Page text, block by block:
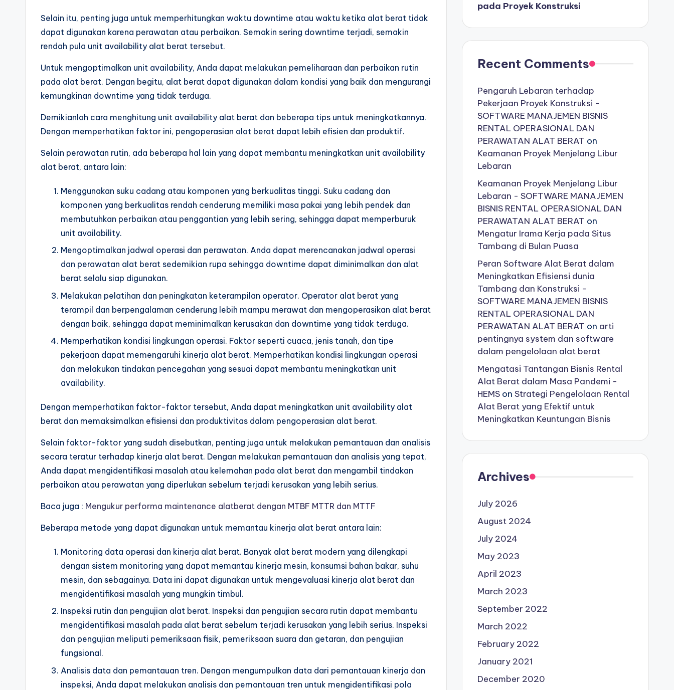
Selain itu, penting juga untuk memperhitungkan waktu downtime atau waktu ketika alat berat tidak
dapat digunakan karena perawatan atau perbaikan. Semakin sering downtime terjadi, semakin
rendah pula unit availability alat berat tersebut.
Untuk mengoptimalkan unit availability, Anda dapat melakukan pemeliharaan dan perbaikan rutin
pada alat berat. Dengan begitu, alat berat dapat digunakan dalam kondisi yang baik dan mengurangi
kemungkinan downtime yang tidak terduga.
Demikianlah cara menghitung unit availability alat berat dan beberapa tips untuk meningkatkannya.
Dengan memperhatikan faktor ini, pengoperasian alat berat dapat lebih efisien dan produktif.
Selain perawatan rutin, ada beberapa hal lain yang dapat membantu meningkatkan unit availability
alat berat, antara lain:
Menggunakan suku cadang atau komponen yang berkualitas tinggi. Suku cadang dan
komponen yang berkualitas rendah cenderung memiliki masa pakai yang lebih pendek dan
membutuhkan perbaikan atau penggantian yang lebih sering, sehingga dapat memperburuk
unit availability.
Mengoptimalkan jadwal operasi dan perawatan. Anda dapat merencanakan jadwal operasi
dan perawatan alat berat sedemikian rupa sehingga downtime dapat diminimalkan dan alat
berat selalu siap digunakan.
Melakukan pelatihan dan peningkatan keterampilan operator. Operator alat berat yang
terampil dan berpengalaman cenderung lebih mampu merawat dan mengoperasikan alat berat
dengan baik, sehingga dapat meminimalkan kerusakan dan downtime yang tidak terduga.
Memperhatikan kondisi lingkungan operasi. Faktor seperti cuaca, jenis tanah, dan tipe
pekerjaan dapat memengaruhi kinerja alat berat. Memperhatikan kondisi lingkungan operasi
dan melakukan tindakan pencegahan yang sesuai dapat membantu meningkatkan unit
availability.
Dengan memperhatikan faktor-faktor tersebut, Anda dapat meningkatkan unit availability alat
berat dan memaksimalkan efisiensi dan produktivitas dalam pengoperasian alat berat.
Selain faktor-faktor yang sudah disebutkan, penting juga untuk melakukan pemantauan dan analisis
secara teratur terhadap kinerja alat berat. Dengan melakukan pemantauan dan analisis yang tepat,
Anda dapat mengidentifikasi masalah atau kelemahan pada alat berat dan mengambil tindakan
perbaikan atau perawatan yang diperlukan sebelum terjadi kerusakan yang lebih serius.
Baca juga : Mengukur performa maintenance alatberat dengan MTBF MTTR dan MTTF
Beberapa metode yang dapat digunakan untuk memantau kinerja alat berat antara lain:
Monitoring data operasi dan kinerja alat berat. Banyak alat berat modern yang dilengkapi
dengan sistem monitoring yang dapat memantau kinerja mesin, konsumsi bahan bakar, suhu
mesin, dan sebagainya. Data ini dapat digunakan untuk mengevaluasi kinerja alat berat dan
mengidentifikasi masalah yang mungkin timbul.
Inspeksi rutin dan pengujian alat berat. Inspeksi dan pengujian secara rutin dapat membantu
mengidentifikasi masalah pada alat berat sebelum terjadi kerusakan yang lebih serius. Inspeksi
dan pengujian meliputi pemeriksaan fisik, pemeriksaan suara dan getaran, dan pengujian
fungsional.
Analisis data dan pemantauan tren. Dengan mengumpulkan data dari pemantauan kinerja dan
inspeksi, Anda dapat melakukan analisis dan pemantauan tren untuk mengidentifikasi pola
pada Proyek Konstruksi
Recent Comments
Pengaruh Lebaran terhadap
Pekerjaan Proyek Konstruksi -
SOFTWARE MANAJEMEN BISNIS
RENTAL OPERASIONAL DAN
PERAWATAN ALAT BERAT on
Keamanan Proyek Menjelang Libur
Lebaran
Keamanan Proyek Menjelang Libur
Lebaran - SOFTWARE MANAJEMEN
BISNIS RENTAL OPERASIONAL DAN
PERAWATAN ALAT BERAT on
Mengatur Irama Kerja pada Situs
Tambang di Bulan Puasa
Peran Software Alat Berat dalam
Meningkatkan Efisiensi dunia
Tambang dan Konstruksi -
SOFTWARE MANAJEMEN BISNIS
RENTAL OPERASIONAL DAN
PERAWATAN ALAT BERAT on arti
pentingnya system dan software
dalam pengelolaan alat berat
Mengatasi Tantangan Bisnis Rental
Alat Berat dalam Masa Pandemi -
HEMSon Strategi Pengelolaan Rental
Alat Berat yang Efektif untuk
Meningkatkan Keuntungan Bisnis
Archives
July 2026
August 2024
July 2024
May 2023
April 2023
March 2023
September 2022
March 2022
February 2022
January 2021
December 2020